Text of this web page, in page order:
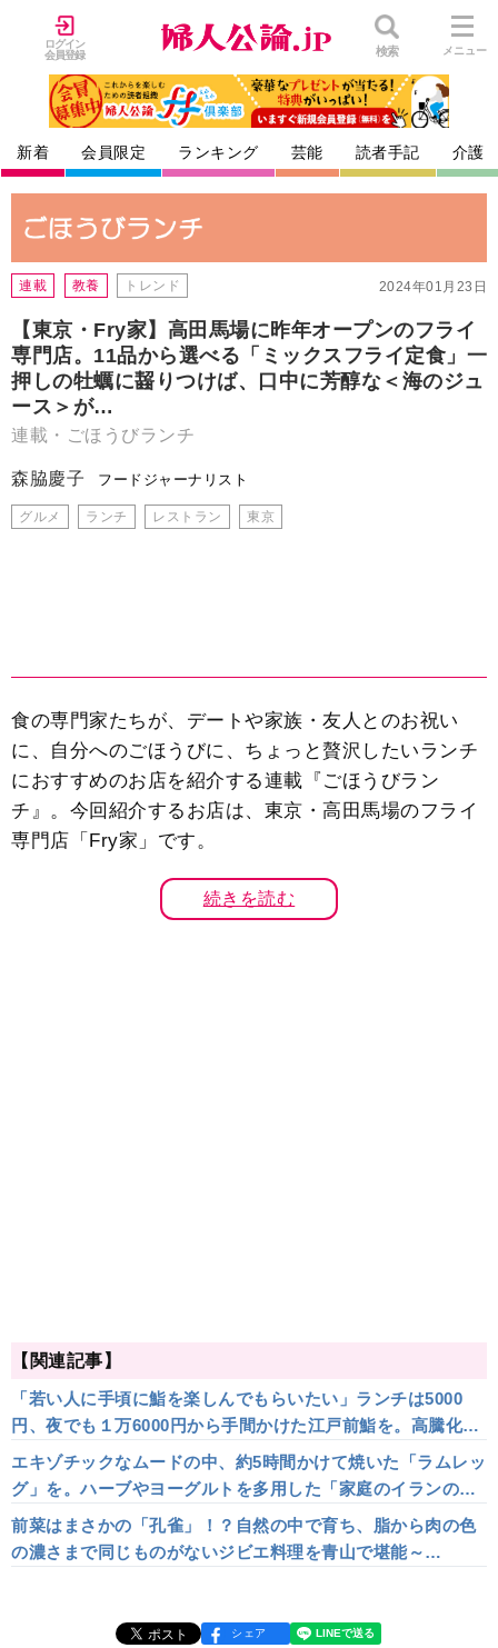
ログイン
会員登録
検索 メニュー
新着 会員限定 ランキング 芸能 読者手記 介護
2024年01月23日
連載 教養 トレンド
【東京・Fry家】高田馬場に昨年オープンのフライ
専門店。11品から選べる「ミックスフライ定食」一
押しの牡蠣に齧りつけば、口中に芳醇な＜海のジュ
ース＞が…
連載・ごほうびランチ
森脇慶子 フードジャーナリスト
グルメ ランチ レストラン 東京
食の専門家たちが、デートや家族・友人とのお祝い
に、自分へのごほうびに、ちょっと贅沢したいランチ
におすすめのお店を紹介する連載『ごほうびラン
チ』。今回紹介するお店は、東京・高田馬場のフライ
専門店「Fry家」です。
続きを読む
【関連記事】
「若い人に手頃に鮨を楽しんでもらいたい」ランチは5000
円、夜でも１万6000円から手間かけた江戸前鮨を。高騰化が
続く鮨業界にあって、嬉しい一軒～鮨ふじ田
エキゾチックなムードの中、約5時間かけて焼いた「ラムレッ
グ」を。ハーブやヨーグルトを多用した「家庭のイランの
味」は思いのほかマイルド＜Aladdin アラジン＞
前菜はまさかの「孔雀」！？自然の中で育ち、脂から肉の色
の濃さまで同じものがないジビエ料理を青山で堪能～
シェア